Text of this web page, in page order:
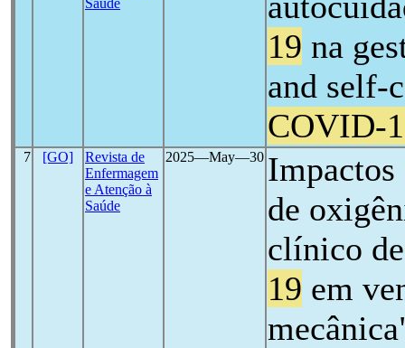
Saúde
19 na
and self-
COVID-
7 [GO]
Revista de
Enfermagem
e Atenção à
Saúde
2025―May―30 Impactos
de
clínico
19 em